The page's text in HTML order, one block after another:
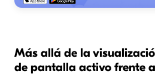
Más allá de la
de pantalla activo frente